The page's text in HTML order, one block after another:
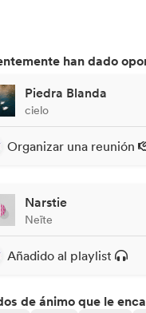
han dado
Piedra Blanda
cielo
Organizar una reunión
Narstie
Neïte
Añadido al playlist
de ánimo que le